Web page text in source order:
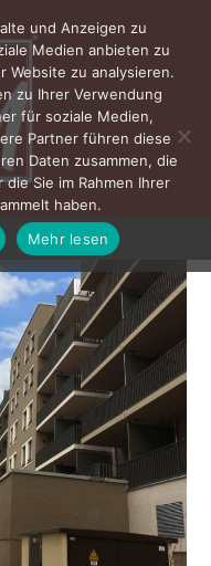
und Anzeigen zu
Medien anbieten zu
Website zu analysieren.
zu Ihrer Verwendung
für soziale Medien,
Partner führen diese
Daten zusammen, die
Sie im Rahmen Ihrer
haben.
Mehr lesen